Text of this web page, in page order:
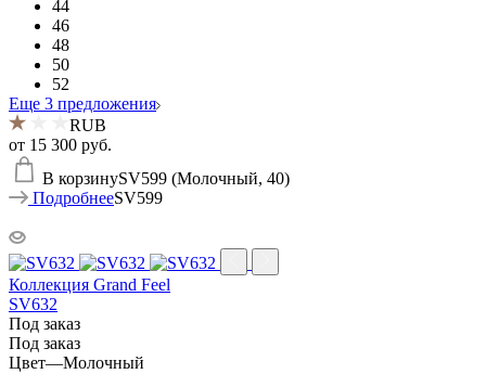
44
46
48
50
52
Еще 3 предложения
RUB
от 15 300 руб.
В корзинуSV599 (Молочный, 40)
ПодробнееSV599
Коллекция Grand Feel
SV632
Под заказ
Под заказ
Цвет—Молочный